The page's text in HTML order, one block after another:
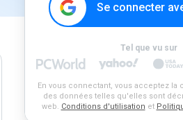
Se connecter
Tel que vu sur
En vous connectant, vous acceptez la
des données telles qu'elles sont
web. Conditions d'utilisation et